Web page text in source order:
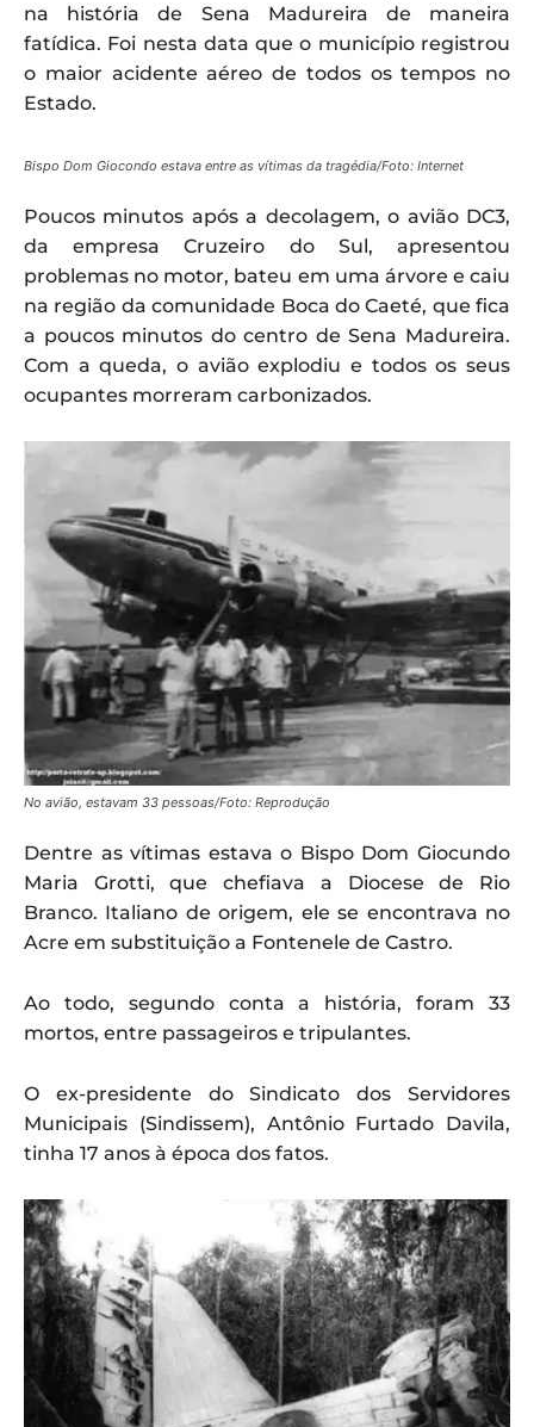
na história de Sena Madureira de maneira
fatídica. Foi nesta data que o município registrou
o maior acidente aéreo de todos os tempos no
Estado.
Bispo Dom Giocondo estava entre as vítimas da tragédia/Foto: Internet
Poucos minutos após a decolagem, o avião DC3,
da empresa Cruzeiro do Sul, apresentou
problemas no motor, bateu em uma árvore e caiu
na região da comunidade Boca do Caeté, que fica
a poucos minutos do centro de Sena Madureira.
Com a queda, o avião explodiu e todos os seus
ocupantes morreram carbonizados.
No avião, estavam 33 pessoas/Foto: Reprodução
Dentre as vítimas estava o Bispo Dom Giocundo
Maria Grotti, que chefiava a Diocese de Rio
Branco. Italiano de origem, ele se encontrava no
Acre em substituição a Fontenele de Castro.
Ao todo, segundo conta a história, foram 33
mortos, entre passageiros e tripulantes.
O ex-presidente do Sindicato dos Servidores
Municipais (Sindissem), Antônio Furtado Davila,
tinha 17 anos à época dos fatos.